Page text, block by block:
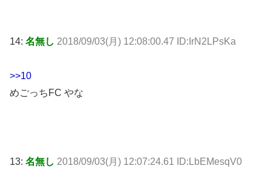
14: 名無し 2018/09/03(月) 12:08:00.47 ID:IrN2LPsKa
>>10
めごっちFC やな
13: 名無し 2018/09/03(月) 12:07:24.61 ID:LbEMesqV0